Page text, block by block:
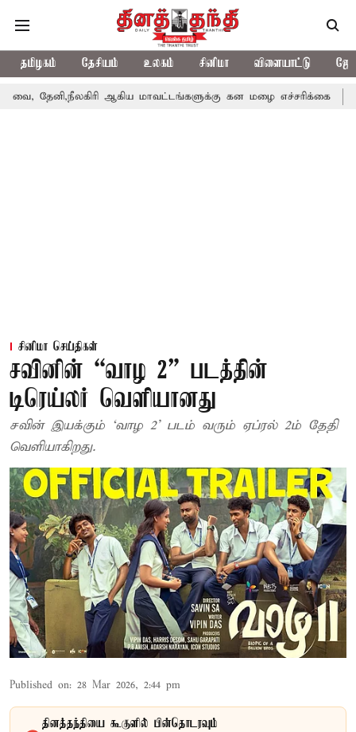
தமிழகம் தேசியம் உலகம் சினிமா விளையாட்டு
ஆகிய மாவட்டங்களுக்கு கன மழை எச்சரிக்கை புதுச்சேரி
சினிமா செய்திகள்
சவினின் “வாழ 2” படத்தின்
டிரெய்லர் வெளியானது
சவின் இயக்கும் ‘வாழ 2’ படம் வரும் ஏப்ரல் 2ம் தேதி
வெளியாகிறது.
Published on: 28 Mar 2026, 2:44 pm
தினத்தந்தியை கூகுளில் பின்தொடரவும்